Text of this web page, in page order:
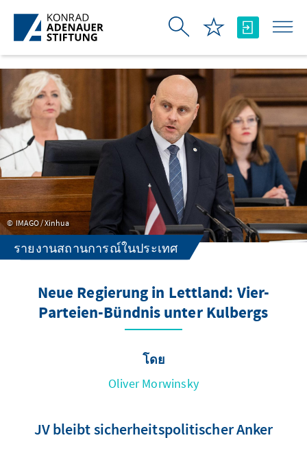
Skip to Main Content
IMAGO / Xinhua
รายงานสถานการณ์ในประเทศ
Neue Regierung in Lettland: Vier-
Parteien-Bündnis unter Kulbergs
โดย
Oliver Morwinsky
JV bleibt sicherheitspolitischer Anker